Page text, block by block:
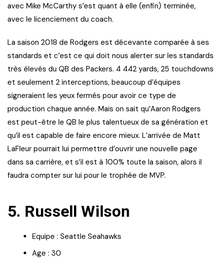
avec Mike McCarthy s’est quant à elle (enfin) terminée,
avec le licenciement du coach.
La saison 2018 de Rodgers est décevante comparée à ses
standards et c’est ce qui doit nous alerter sur les standards
très élevés du QB des Packers. 4 442 yards, 25 touchdowns
et seulement 2 interceptions, beaucoup d’équipes
signeraient les yeux fermés pour avoir ce type de
production chaque année. Mais on sait qu’Aaron Rodgers
est peut-être le QB le plus talentueux de sa génération et
qu’il est capable de faire encore mieux. L’arrivée de Matt
LaFleur pourrait lui permettre d’ouvrir une nouvelle page
dans sa carrière, et s’il est à 100% toute la saison, alors il
faudra compter sur lui pour le trophée de MVP.
5. Russell Wilson
Equipe : Seattle Seahawks
Age : 30